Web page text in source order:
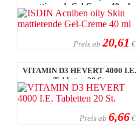
mattierende Gel-Creme 40 ml
Preis ab 20,61 €
VITAMIN D3 HEVERT 4000 I.E.
Tabletten 20 St.
Preis ab 6,66 €